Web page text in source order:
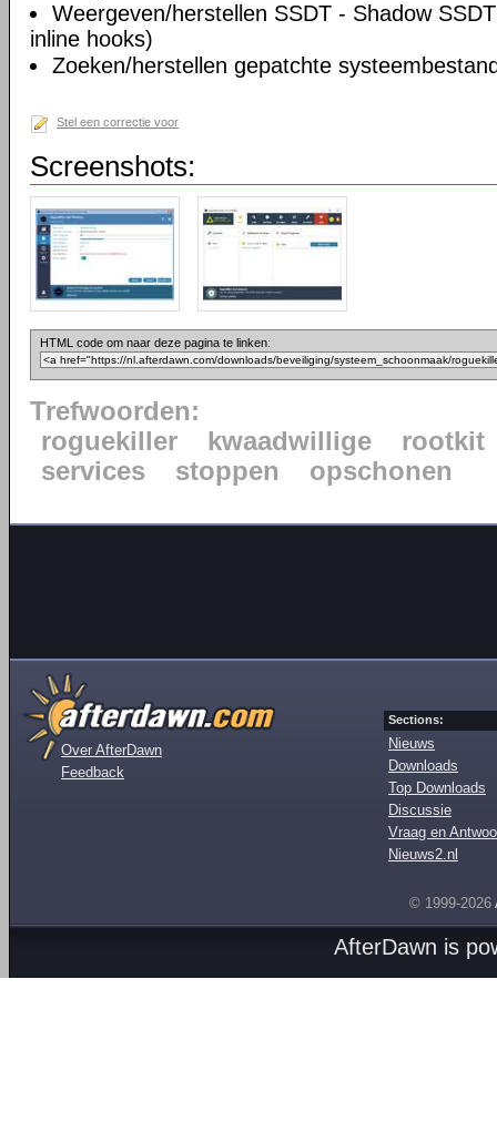
Weergeven/herstellen SSDT - Shadow
inline hooks)
Zoeken/herstellen gepatchte
Stel een correctie voor
Screenshots:
HTML code om naar deze pagina te linken:
Trefwoorden:
roguekiller
kwaadwillige
rootkit
services
stoppen opschonen
Over AfterDawn
Feedback
Sections:
Nieuws
Downloads
Top Downloads
Discussie
Vraag en
Nieuws2.nl
© 1999-2026
AfterDawn is